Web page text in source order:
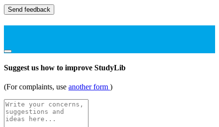
Send feedback
Suggest us how to improve StudyLib
(For complaints, use another form )